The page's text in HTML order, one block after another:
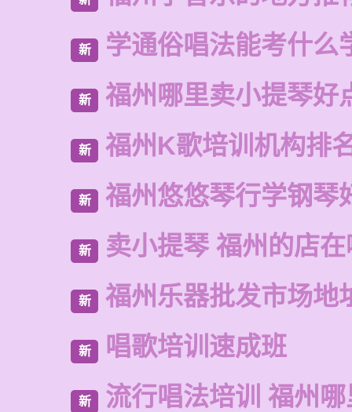
新 学通俗唱法能考什么
新 福州哪里卖小提琴好
新 福州K歌培训机构排
新 福州悠悠琴行学钢琴
新 卖小提琴 福州的店
新 福州乐器批发市场地
新 唱歌培训速成班
新 流行唱法培训 福州